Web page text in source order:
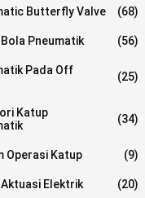
Butterfly Valve (68)
Pneumatik (56)
Pada Off
(25)
Katup
(34)
Operasi Katup (9)
Elektrik (20)